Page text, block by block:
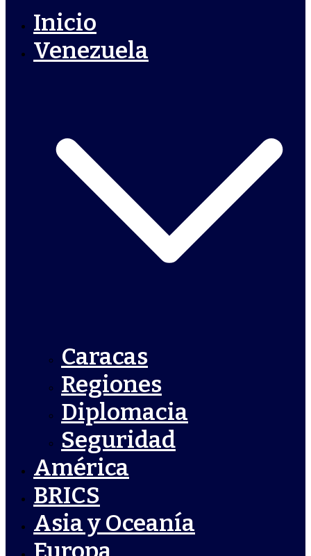
Inicio
Venezuela
Caracas
Regiones
Diplomacia
Seguridad
América
BRICS
Asia y Oceanía